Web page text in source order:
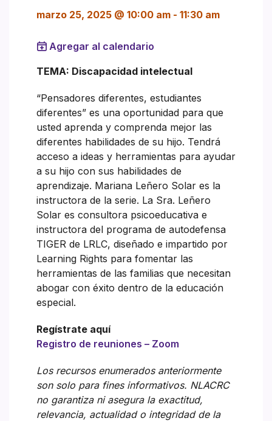
marzo 25, 2025 @ 10:00 am - 11:30 am
Agregar al calendario
TEMA: Discapacidad intelectual
“Pensadores diferentes, estudiantes
diferentes” es una oportunidad para que
usted aprenda y comprenda mejor las
diferentes habilidades de su hijo. Tendrá
acceso a ideas y herramientas para ayudar
a su hijo con sus habilidades de
aprendizaje. Mariana Leñero Solar es la
instructora de la serie. La Sra. Leñero
Solar es consultora psicoeducativa e
instructora del programa de autodefensa
TIGER de LRLC, diseñado e impartido por
Learning Rights para fomentar las
herramientas de las familias que necesitan
abogar con éxito dentro de la educación
especial.
Regístrate aquí
Registro de reuniones – Zoom
Los recursos enumerados anteriormente
son solo para fines informativos. NLACRC
no garantiza ni asegura la exactitud,
relevancia, actualidad o integridad de la